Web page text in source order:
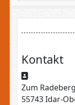
Kontakt
Adresse
Zum
55743 Idar-